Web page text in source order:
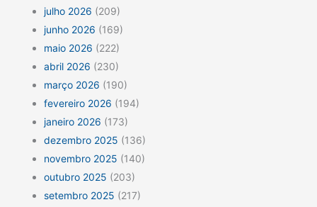
julho 2026 (209)
junho 2026 (169)
maio 2026 (222)
abril 2026 (230)
março 2026 (190)
fevereiro 2026 (194)
janeiro 2026 (173)
dezembro 2025 (136)
novembro 2025 (140)
outubro 2025 (203)
setembro 2025 (217)